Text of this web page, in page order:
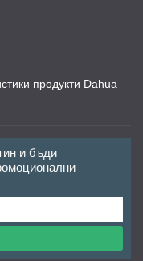
продукти Dahua
и бъди